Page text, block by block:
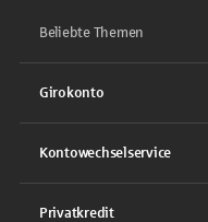
Beliebte Themen
Girokonto
Kontowechselservice
Privatkredit